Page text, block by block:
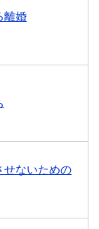
離婚
せないための